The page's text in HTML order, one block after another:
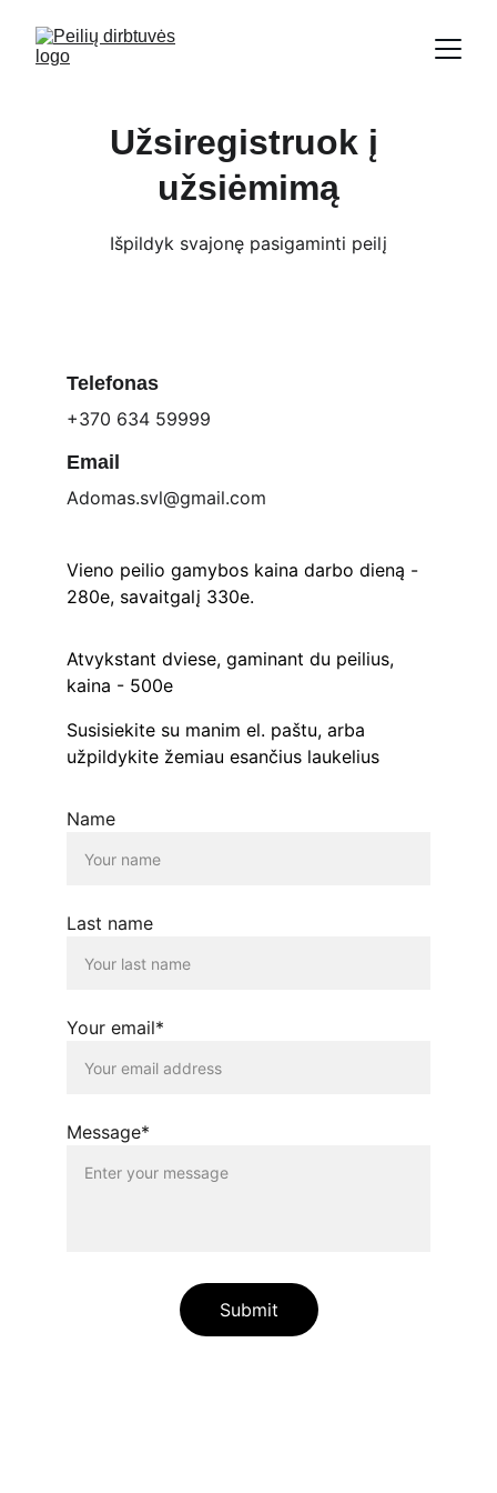
Užsiregistruok į
užsiėmimą
Išpildyk svajonę pasigaminti peilį
Telefonas
+370 634 59999
Email
Adomas.svl@gmail.com
Name
Last name
Your email*
Message*
Submit
Vieno peilio gamybos kaina darbo dieną -
280e, savaitgalį 330e.
Atvykstant dviese, gaminant du peilius,
kaina - 500e
Susisiekite su manim el. paštu, arba
užpildykite žemiau esančius laukelius